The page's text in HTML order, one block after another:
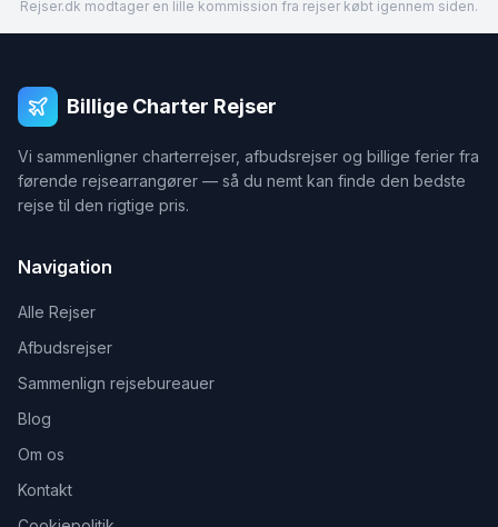
Rejser.dk modtager en lille kommission fra rejser købt igennem siden.
Billige Charter Rejser
Vi sammenligner charterrejser, afbudsrejser og billige ferier fra
førende rejsearrangører — så du nemt kan finde den bedste
rejse til den rigtige pris.
Navigation
Alle Rejser
Afbudsrejser
Sammenlign rejsebureauer
Blog
Om os
Kontakt